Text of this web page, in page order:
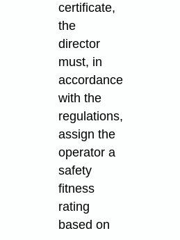
certificate,
the
director
must, in
accordance
with the
regulations,
assign the
operator a
safety
fitness
rating
based on